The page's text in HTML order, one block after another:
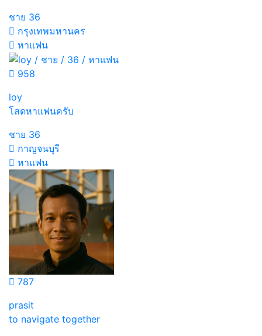
ชาย 36
กรุงเทพมหานคร
หาแฟน
958
loy
โสดหาแฟนครับ
ชาย 36
กาญจนบุรี
หาแฟน
787
prasit
to navigate together